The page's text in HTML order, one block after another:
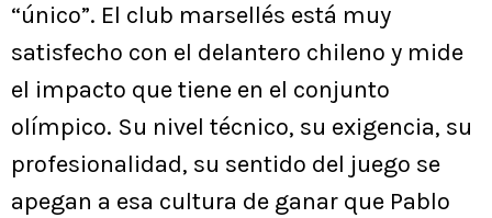
“único”. El club marsellés está muy
satisfecho con el delantero chileno y mide
el impacto que tiene en el conjunto
olímpico. Su nivel técnico, su exigencia, su
profesionalidad, su sentido del juego se
apegan a esa cultura de ganar que Pablo